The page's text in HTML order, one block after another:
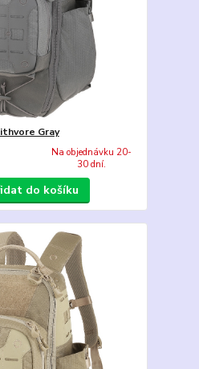
Gray
Na objednávku 20-
30 dní.
do košíku